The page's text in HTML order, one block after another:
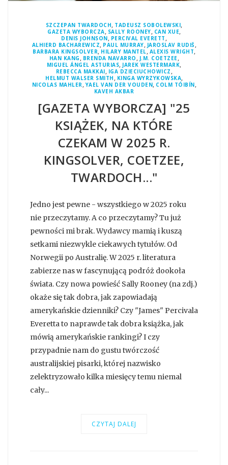
SZCZEPAN TWARDOCH, TADEUSZ SOBOLEWSKI,
GAZETA WYBORCZA, SALLY ROONEY, CAN XUE,
DENIS JOHNSON, PERCIVAL EVERETT,
ALHIERD BACHAREWICZ, PAUL MURRAY, JAROSLAV RUDIŠ,
BARBARA KINGSOLVER, HILARY MANTEL, ALEXIS WRIGHT,
HAN KANG, BRENDA NAVARRO, J.M. COETZEE,
MIGUEL ÁNGEL ASTURIAS,JAREK WESTERMARK,
REBECCA MAKKAI, IGA DZIECIUCHOWICZ,
HELMUT WALSER SMITH, KINGA WYRZYKOWSKA,
NICOLAS MAHLER,YAEL VAN DER VOUDEN, COLM TÓIBÍN,
KAVEH AKBAR
[GAZETA WYBORCZA] "25
KSIĄŻEK, NA KTÓRE
CZEKAM W 2025 R.
KINGSOLVER, COETZEE,
TWARDOCH..."
Jedno jest pewne - wszystkiego w 2025 roku
nie przeczytamy. A co przeczytamy? Tu już
pewności mi brak. Wydawcy mamią i kuszą
setkami niezwykle ciekawych tytułów. Od
Norwegii po Australię. W 2025 r. literatura
zabierze nas w fascynującą podróż dookoła
świata. Czy nowa powieść Sally Rooney (na zdj.)
okaże się tak dobra, jak zapowiadają
amerykańskie dzienniki? Czy "James" Percivala
Everetta to naprawde tak dobra książka, jak
mówią amerykańskie rankingi? I czy
przypadnie nam do gustu twórczość
australijskiej pisarki, której nazwisko
zelektryzowało kilka miesięcy temu niemal
cały...
CZYTAJ DALEJ